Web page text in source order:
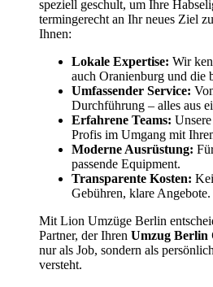
speziell geschult, um Ihre
termingerecht an Ihr neues Ziel
Ihnen:
Lokale Expertise: Wir
auch Oranienburg und die
Umfassender Service:
Durchführung – alles aus
Erfahrene Teams:
Profis im Umgang mit
Moderne Ausrüstung:
passende Equipment.
Transparente Kosten:
Gebühren, klare Angebote.
Mit Lion Umzüge Berlin
Partner, der Ihren Umzug Berlin
nur als Job, sondern als
versteht.